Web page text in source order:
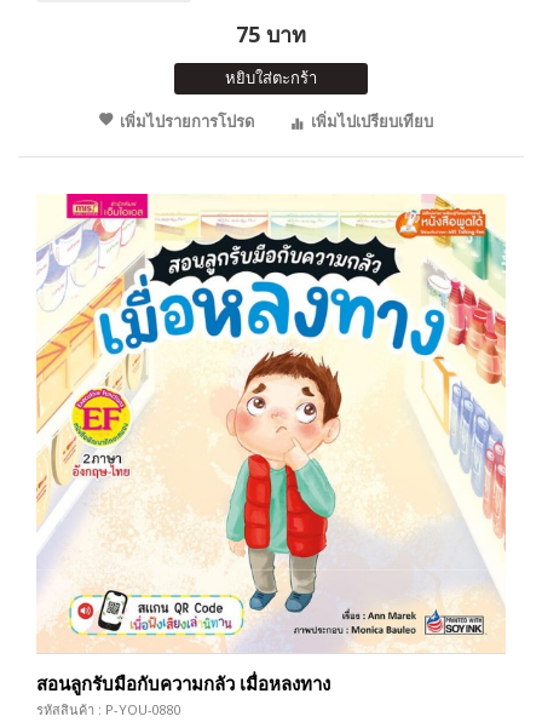
75 บาท
หยิบใส่ตะกร้า
เพิ่มไปรายการโปรด
เพิ่มไปเปรียบเทียบ
สอนลูกรับมือกับความกลัว เมื่อหลงทาง
รหัสสินค้า : P-YOU-0880